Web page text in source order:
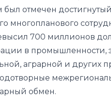
в промышленности,
аграрной и других
обмен.
мер по ускорению
в ходе предстоящего